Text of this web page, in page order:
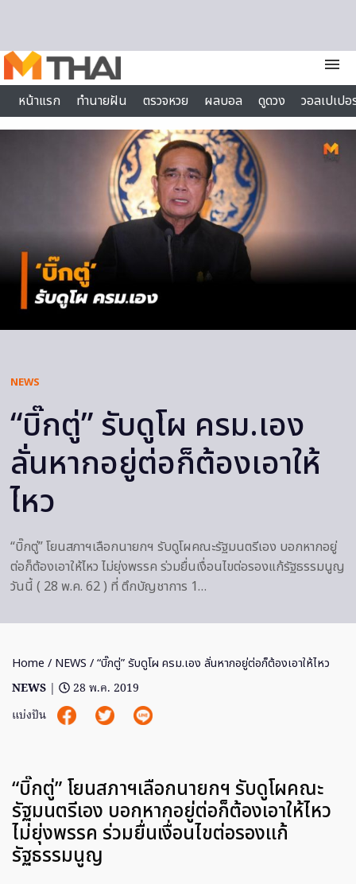
menu
หน้าแรก
ทำนายฝัน ตรวจหวย ผลบอล ดูดวง
วอลเปเป
ไลฟ์สไตล์
NEWS
“บิ๊กตู่” รับดูโผ ครม.เอง
ลั่นหากอยู่ต่อก็ต้องเอาให้
ไหว
“บิ๊กตู่” โยนสภาฯเลือกนายกฯ รับดูโผคณะรัฐมนตรีเอง บอกหากอยู่
ต่อก็ต้องเอาให้ไหว ไม่ยุ่งพรรค ร่วมยื่นเงื่อนไขต่อรองแก้รัฐธรรมนูญ
วันนี้ ( 28 พ.ค. 62 ) ที่ ตึกบัญชาการ 1…
Home / NEWS / “บิ๊กตู่” รับดูโผ ครม.เอง ลั่นหากอยู่ต่อก็ต้องเอาให้ไหว
NEWS |
28 พ.ค. 2019
แบ่งปัน
“บิ๊กตู่” โยนสภาฯเลือกนายกฯ รับดูโผคณะ
รัฐมนตรีเอง บอกหากอยู่ต่อก็ต้องเอาให้ไหว
ไม่ยุ่งพรรค ร่วมยื่นเงื่อนไขต่อรองแก้
รัฐธรรมนูญ